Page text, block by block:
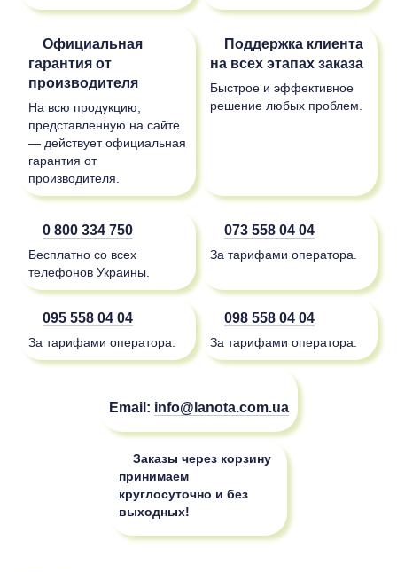
Официальная
гарантия от
производителя
На всю продукцию,
представленную на сайте
— действует официальная
гарантия от
производителя.
Поддержка клиента
на всех этапах заказа
Быстрое и эффективное
решение любых проблем.
0 800 334 750
Бесплатно со всех
телефонов Украины.
073 558 04 04
За тарифами оператора.
095 558 04 04
За тарифами оператора.
098 558 04 04
За тарифами оператора.
Email: info@lanota.com.ua
Заказы через корзину
принимаем
круглосуточно и без
выходных!